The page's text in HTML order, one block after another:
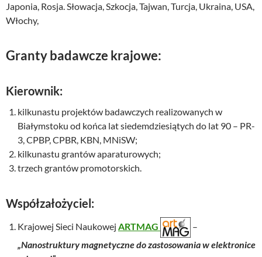
Japonia, Rosja. Słowacja, Szkocja, Tajwan, Turcja, Ukraina, USA,
Włochy,
Granty badawcze krajowe:
Kierownik:
kilkunastu projektów badawczych realizowanych w
Białymstoku od końca lat siedemdziesiątych do lat 90 – PR-
3, CPBP, CPBR, KBN, MNiSW;
kilkunastu grantów aparaturowych;
trzech grantów promotorskich.
Współzałożyciel:
Krajowej Sieci Naukowej ARTMAG
–
„Nanostruktury magnetyczne do zastosowania w elektronice